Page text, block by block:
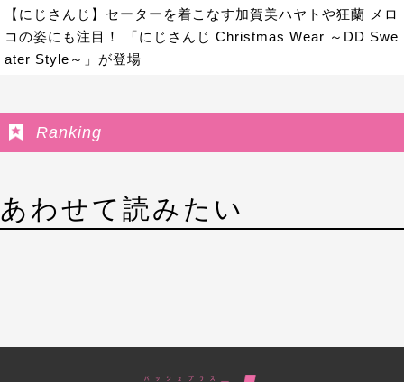
【にじさんじ】セーターを着こなす加賀美ハヤトや狂蘭 メロ
コの姿にも注目！ 「にじさんじ Christmas Wear ～DD Swe
ater Style～」が登場
Ranking
あわせて読みたい